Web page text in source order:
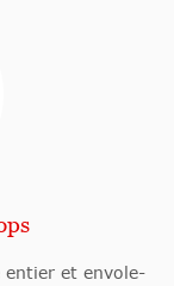
entier et envole-